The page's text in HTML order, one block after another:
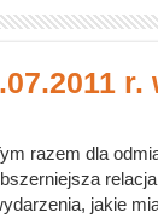
r.
razem dla
jakie